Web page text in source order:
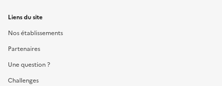
Liens du site
Nos établissements
Partenaires
Une question ?
Challenges